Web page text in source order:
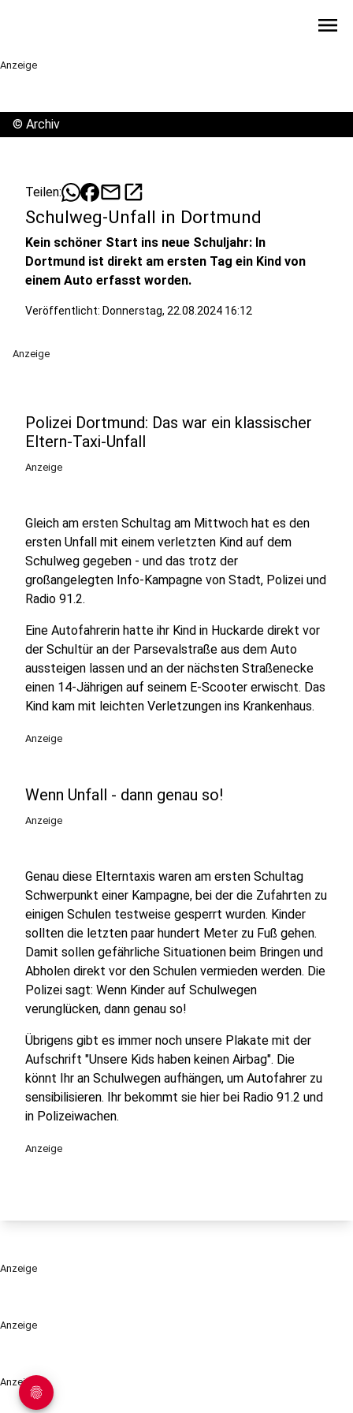
menu
Anzeige
Anzeige
Anzeige
© Archiv
Teilen: mailopen_in_new
Schulweg-Unfall in Dortmund
Kein schöner Start ins neue Schuljahr: In
Dortmund ist direkt am ersten Tag ein Kind von
einem Auto erfasst worden.
Veröffentlicht: Donnerstag, 22.08.2024 16:12
Anzeige
Polizei Dortmund: Das war ein klassischer
Eltern-Taxi-Unfall
Anzeige
Gleich am ersten Schultag am Mittwoch hat es den
ersten Unfall mit einem verletzten Kind auf dem
Schulweg gegeben - und das trotz der
großangelegten Info-Kampagne von Stadt, Polizei und
Radio 91.2.
Eine Autofahrerin hatte ihr Kind in Huckarde direkt vor
der Schultür an der Parsevalstraße aus dem Auto
aussteigen lassen und an der nächsten Straßenecke
einen 14-Jährigen auf seinem E-Scooter erwischt. Das
Kind kam mit leichten Verletzungen ins Krankenhaus.
Anzeige
Wenn Unfall - dann genau so!
Anzeige
Genau diese Elterntaxis waren am ersten Schultag
Schwerpunkt einer Kampagne, bei der die Zufahrten zu
einigen Schulen testweise gesperrt wurden. Kinder
sollten die letzten paar hundert Meter zu Fuß gehen.
Damit sollen gefährliche Situationen beim Bringen und
Abholen direkt vor den Schulen vermieden werden. Die
Polizei sagt: Wenn Kinder auf Schulwegen
verunglücken, dann genau so!
Übrigens gibt es immer noch unsere Plakate mit der
Aufschrift "Unsere Kids haben keinen Airbag". Die
könnt Ihr an Schulwegen aufhängen, um Autofahrer zu
sensibilisieren. Ihr bekommt sie hier bei Radio 91.2 und
in Polizeiwachen.
Anzeige
Anzeige